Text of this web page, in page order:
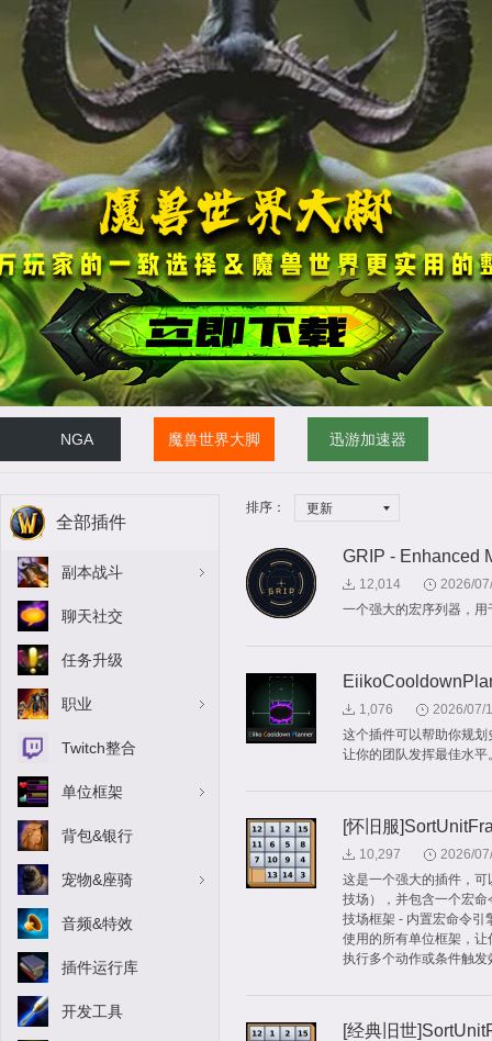
NGA 魔兽世界大脚 迅游加速器
全部插件
副本战斗
聊天社交
任务升级
职业
Twitch整合
单位框架
背包&银行
宠物&座骑
音频&特效
插件运行库
开发工具
排序： 更新
GRIP - Enhanced
12,014
2026/
一个强大的宏序列器，
1,076
2026/07/
这个插件可以帮助你规
让你的团队发挥最佳水平
[怀旧服
10,297
2026/
这是一个强大的插件，
技场），并包含一个宏
技场框架 - 内置宏命令引
使用的所有单位框架，
执行多个动作或条件触发
[经典旧世